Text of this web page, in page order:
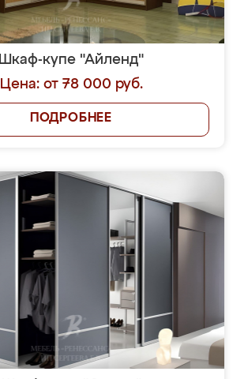
Шкаф-купе "Айленд"
Цена: от 78 000 руб.
ПОДРОБНЕЕ